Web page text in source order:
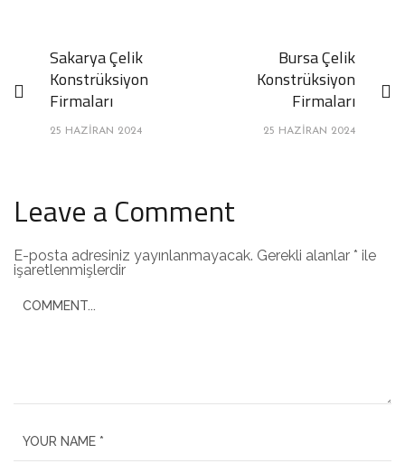
Sakarya Çelik
Konstrüksiyon
Firmaları
25 HAZIRAN 2024
Bursa Çelik
Konstrüksiyon
Firmaları
25 HAZIRAN 2024
Leave a Comment
E-posta adresiniz yayınlanmayacak. Gerekli alanlar * ile
işaretlenmişlerdir